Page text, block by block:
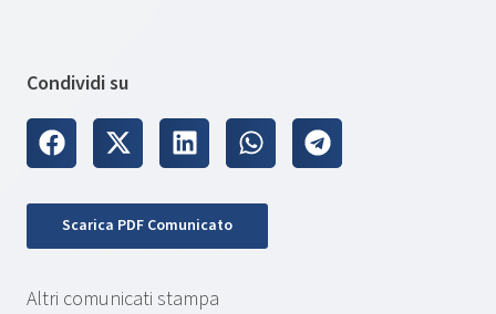
Condividi su
Scarica PDF Comunicato
Altri comunicati stampa